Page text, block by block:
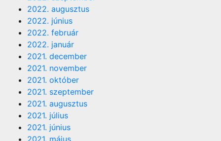
2022. augusztus
2022. június
2022. február
2022. január
2021. december
2021. november
2021. október
2021. szeptember
2021. augusztus
2021. július
2021. június